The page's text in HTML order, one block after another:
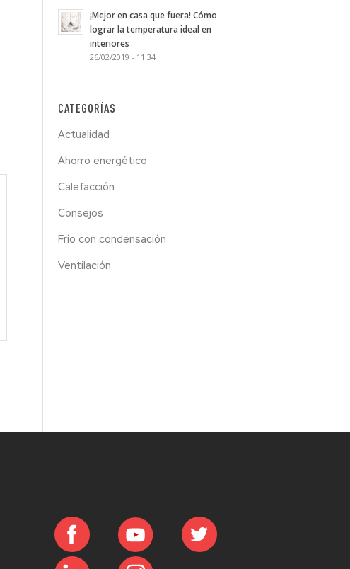
¡Mejor en casa que fuera! Cómo
lograr la temperatura ideal en
interiores
26/02/2019 - 11:34
CATEGORÍAS
Actualidad
Ahorro energético
Calefacción
Consejos
Frío con condensación
Ventilación